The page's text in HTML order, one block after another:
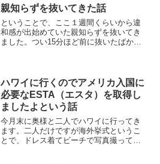
辺の曲は好きで、なので当日はそれを生
で聴けたら嬉しいな〜。LI...
親知らずを抜いてきた話
ということで、ここ１週間くらいから違
和感が出始めていた親知らずを抜いてき
ました。つい15分ほど前に抜いたばかり
が、歯医者さんの「せっ...
ハワイに行くのでアメリカ入国に
必要なESTA（エスタ）を取得し
ましたよという話
今月末に奥様と二人でハワイに行ってき
ます。二人だけですが海外挙式というこ
とで、ドレス着てビーチで写真撮っても